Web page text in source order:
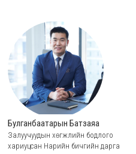
Булганбаатарын Батзаяа
Залуучуудын хөгжлийн бодлого
хариуцсан Нарийн бичгийн дарга